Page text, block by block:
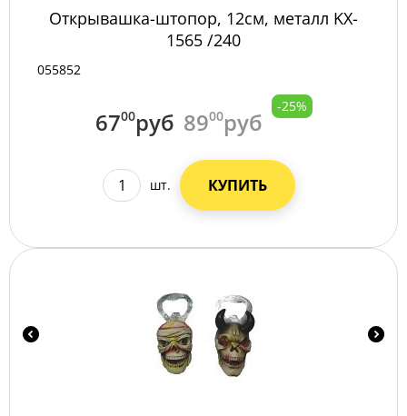
Открывашка-штопор, 12см, металл KX-
1565 /240
055852
6700руб 8900руб
-25%
шт. КУПИТЬ